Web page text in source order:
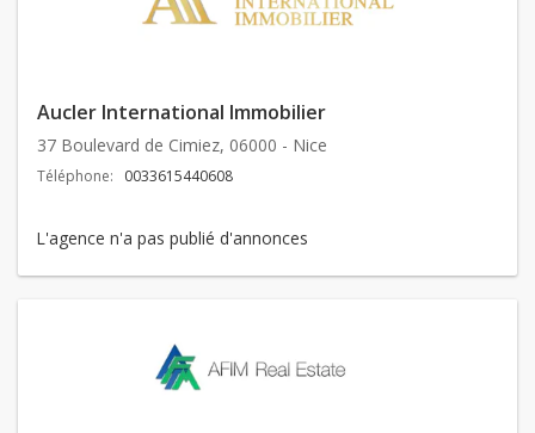
Aucler International Immobilier
37 Boulevard de Cimiez, 06000 - Nice
Téléphone: 0033615440608
L'agence n'a pas publié d'annonces